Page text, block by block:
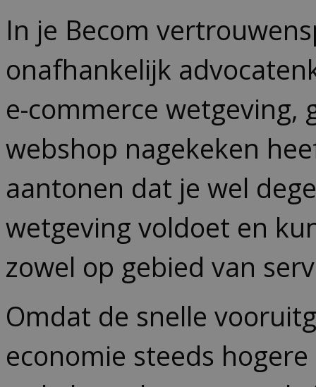
In je Becom
onafhankelijk
e-commerce wetgeving,
webshop nagekeken
aantonen dat je wel
wetgeving voldoet en
zowel op gebied van
Omdat de snelle
economie steeds